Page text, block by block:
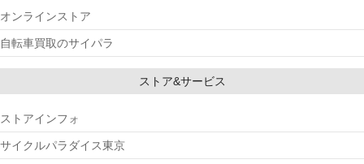
オンラインストア
自転車買取のサイパラ
ストア&サービス
ストアインフォ
サイクルパラダイス東京